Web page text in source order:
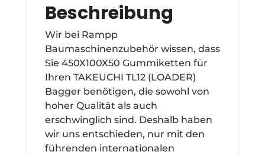
Beschreibung
Wir bei Rampp
Baumaschinenzubehör wissen, dass
Sie 450X100X50 Gummiketten für
Ihren TAKEUCHI TL12 (LOADER)
Bagger benötigen, die sowohl von
hoher Qualität als auch
erschwinglich sind. Deshalb haben
wir uns entschieden, nur mit den
führenden internationalen